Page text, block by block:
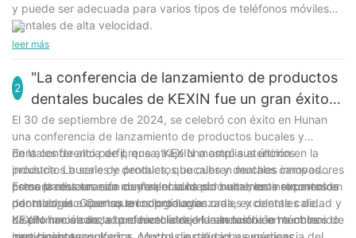
y puede ser adecuada para varios tipos de teléfonos móviles
dentales de alta velocidad.
leer más
2
"La conferencia de lanzamiento de productos
dentales bucales de KEXIN fue un gran éxito
en Hunan"
El 30 de septiembre de 2024, se celebró con éxito en Hunan
una conferencia de lanzamiento de productos bucales y
dentales de alto perfil, que atrajo una amplia atención en la
industria. La serie de productos bucales y dentales innovadores
presentados en esta conferencia ha sido altamente reconocida
por muchos expertos en odontología.
En la conferencia de prensa, KEXIN mostró sus últimos
productos bucales y dentales, que cubren muchos campos
como la restauración dental, el cuidado bucal, los instrumentos
dentales, etc. Con su tecnología avanzada, excelente calidad y
diseño innovador, el producto atrajo la atención de muchos
Estos productos son muy valorados por numerosos expertos en
odontología. Creen que los productos orales y dentales de
KEXIN han alcanzado el nivel líder en la industria en términos de
La promoción de la conferencia de Hunan también ha obtenido